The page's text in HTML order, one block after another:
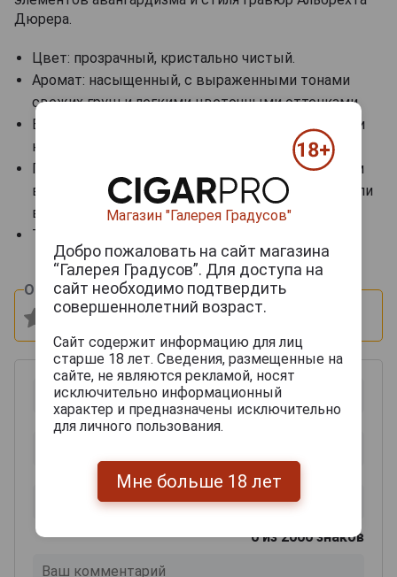
Дюрера.
Цвет: прозрачный, кристально чистый.
Аромат: насыщенный, с выраженными тонами
свежих груш и легкими цветочными оттенками.
Вкус: мягкий, фруктовый, с чистыми грушевыми
нотами и продолжительным послевкусием.
Гастрономические сочетания: подается в чистом
виде как дижестив, используется в коктейлях или
в сочетании с десертами и фруктами.
Температура сервировки: 8–12 °C.
Оцените и напишите отзыв:
0из 2000 знаков
Магазин "Галерея Градусов"
Добро пожаловать на сайт магазина
“Галерея Градусов”. Для доступа на
сайт необходимо подтвердить
совершеннолетний возраст.
Сайт содержит информацию для лиц
старше 18 лет. Сведения, размещенные на
сайте, не являются рекламой, носят
исключительно информационный
характер и предназначены исключительно
для личного пользования.
Мне больше 18 лет